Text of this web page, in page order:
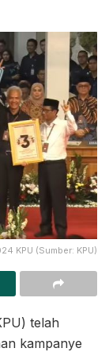
KPU (Sumber: KPU)
telah
kampanye